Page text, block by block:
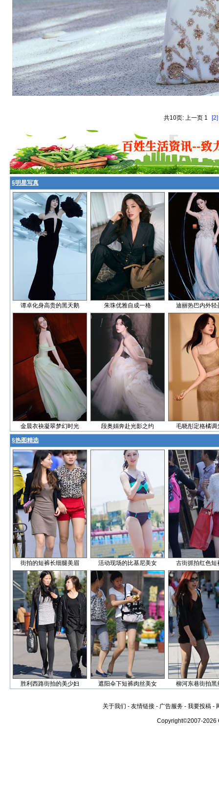
共10页: 上一页 1 [2]
§明星写真
谭卓化身高贵的黑天鹅 朱珠优雅自成一格 迪丽热巴内外轻
金晨衣袂凝翠梦幻时光 段奥娟奔赴光影之约 毛晓彤定格橘调
§热图精选
街拍的短裤长细腿美眉 活动现场的比基尼美女 古街抓拍红色短
胜利西路街拍的美少妇 遮阳伞下短裤肉丝美女 柳河东巷街拍黑
关于我们 - 友情链接 - 广告服务 - 我要投稿 -
Copyright©2007-2026